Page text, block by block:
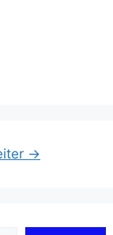
→